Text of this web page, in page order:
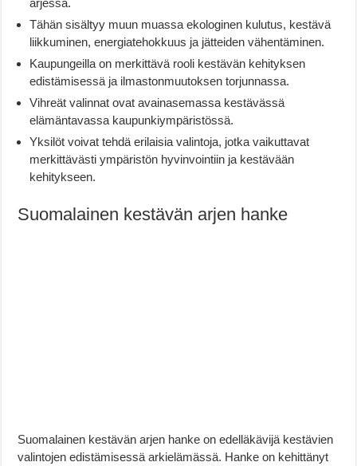
Tähän sisältyy muun muassa ekologinen kulutus, kestävä
liikkuminen, energiatehokkuus ja jätteiden vähentäminen.
Kaupungeilla on merkittävä rooli kestävän kehityksen
edistämisessä ja ilmastonmuutoksen torjunnassa.
Vihreät valinnat ovat avainasemassa kestävässä
elämäntavassa kaupunkiympäristössä.
Yksilöt voivat tehdä erilaisia valintoja, jotka vaikuttavat
merkittävästi ympäristön hyvinvointiin ja kestävään
kehitykseen.
Suomalainen kestävän arjen hanke
Suomalainen kestävän arjen hanke on edelläkävijä kestävien
valintojen edistämisessä arkielämässä. Hanke on kehittänyt